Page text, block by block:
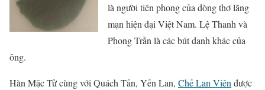
là người tiên phong của dòng thơ lãng
mạn hiện đại Việt Nam. Lệ Thanh và
Phong Trần là các bút danh khác của
ông.
Hàn Mặc Tử cùng với Quách Tấn, Yến Lan, Chế Lan Viên được